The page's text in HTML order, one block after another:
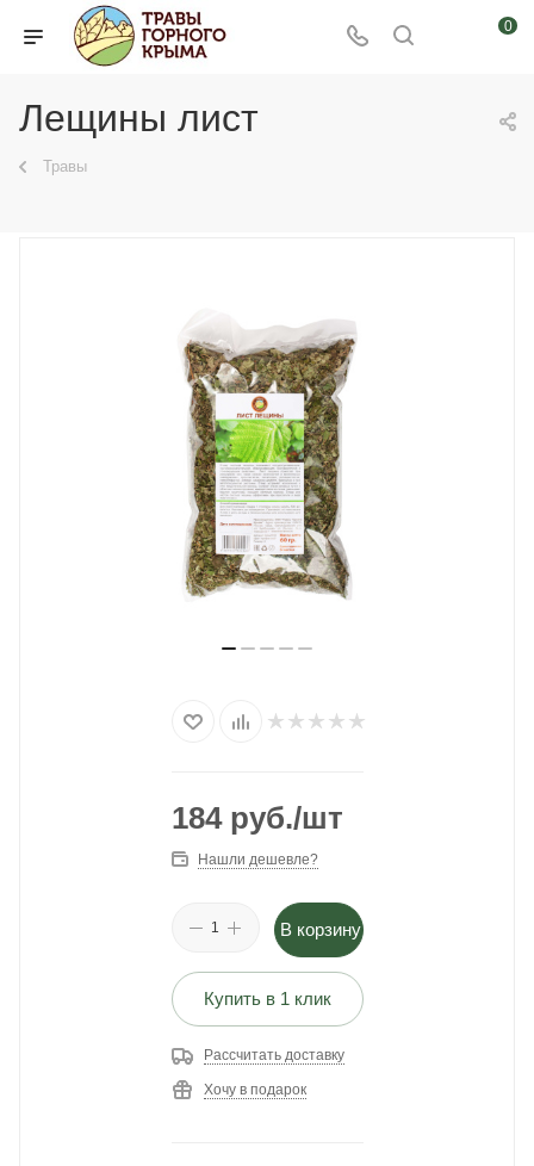
0
Лещины лист
Травы
184руб./шт
Нашли дешевле?
В корзину
Купить в 1 клик
Рассчитать доставку
Хочу в подарок